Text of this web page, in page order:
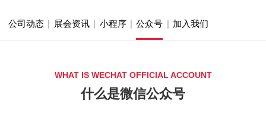
公司动态 | 展会资讯 | 小程序 | 公众号 | 加入我们
WHAT IS WECHAT OFFICIAL ACCOUNT
什么是微信公众号